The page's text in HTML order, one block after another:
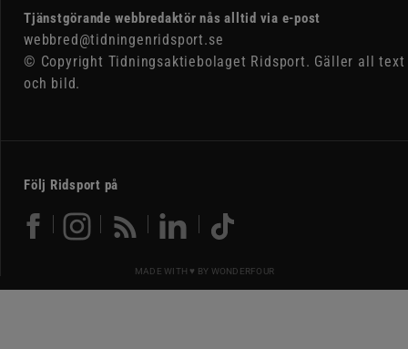
Tjänstgörande webbredaktör nås alltid via e-post
webbred@tidningenridsport.se
© Copyright Tidningsaktiebolaget Ridsport. Gäller all text
och bild.
Följ Ridsport på
MADE WITH ♥ BY WONDERFOUR